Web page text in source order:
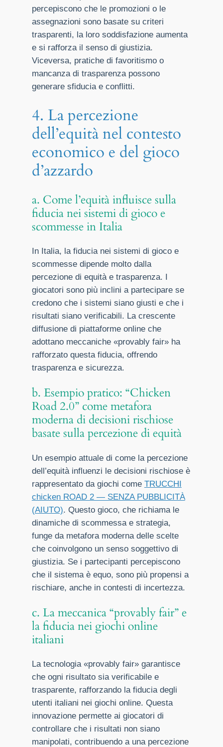
percepiscono che le promozioni o le
assegnazioni sono basate su criteri
trasparenti, la loro soddisfazione aumenta
e si rafforza il senso di giustizia.
Viceversa, pratiche di favoritismo o
mancanza di trasparenza possono
generare sfiducia e conflitti.
4. La percezione
dell’equità nel contesto
economico e del gioco
d’azzardo
a. Come l’equità influisce sulla
fiducia nei sistemi di gioco e
scommesse in Italia
In Italia, la fiducia nei sistemi di gioco e
scommesse dipende molto dalla
percezione di equità e trasparenza. I
giocatori sono più inclini a partecipare se
credono che i sistemi siano giusti e che i
risultati siano verificabili. La crescente
diffusione di piattaforme online che
adottano meccaniche «provably fair» ha
rafforzato questa fiducia, offrendo
trasparenza e sicurezza.
b. Esempio pratico: “Chicken
Road 2.0” come metafora
moderna di decisioni rischiose
basate sulla percezione di equità
Un esempio attuale di come la percezione
dell’equità influenzi le decisioni rischiose è
rappresentato da giochi come TRUCCHI
chicken ROAD 2 — SENZA PUBBLICITÀ
(AIUTO). Questo gioco, che richiama le
dinamiche di scommessa e strategia,
funge da metafora moderna delle scelte
che coinvolgono un senso soggettivo di
giustizia. Se i partecipanti percepiscono
che il sistema è equo, sono più propensi a
rischiare, anche in contesti di incertezza.
c. La meccanica “provably fair” e
la fiducia nei giochi online
italiani
La tecnologia «provably fair» garantisce
che ogni risultato sia verificabile e
trasparente, rafforzando la fiducia degli
utenti italiani nei giochi online. Questa
innovazione permette ai giocatori di
controllare che i risultati non siano
manipolati, contribuendo a una percezione